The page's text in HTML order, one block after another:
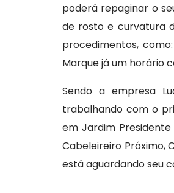
poderá repaginar o
de rosto e curvatura
procedimentos,
Marque já um horário
Sendo a empresa
trabalhando com o
em Jardim Presidente
Cabeleireiro Próximo,
está aguardando seu